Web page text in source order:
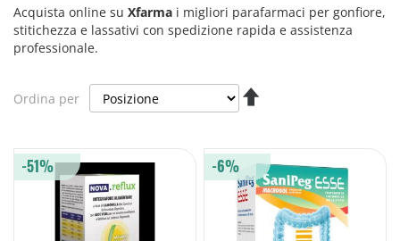
Acquista online su Xfarma i migliori parafarmaci per gonfiore,
stitichezza e lassativi con spedizione rapida e assistenza
professionale.
Ordina per
-51% -6%